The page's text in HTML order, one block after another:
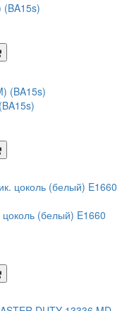
(BA15s)
(белый) E1660